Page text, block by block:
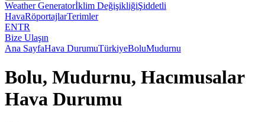
Weather Generatorİklim DeğişikliğiŞiddetli
HavaRöportajlarTerimler
ENTR
Bize Ulaşın
Ana SayfaHava DurumuTürkiyeBoluMudurnu
Bolu, Mudurnu, Hacımusalar
Hava Durumu